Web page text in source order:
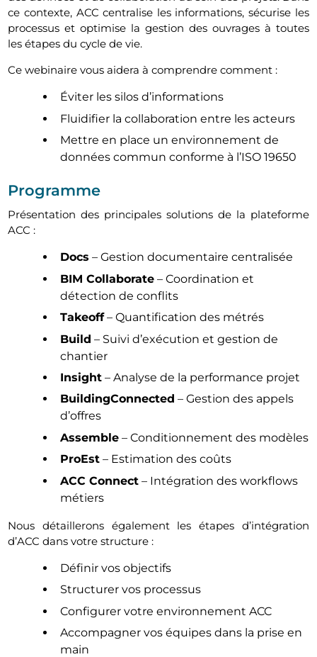
ce contexte, ACC centralise les informations, sécurise les
processus et optimise la gestion des ouvrages à toutes
les étapes du cycle de vie.
Ce webinaire vous aidera à comprendre comment :
Éviter les silos d’informations
Fluidifier la collaboration entre les acteurs
Mettre en place un environnement de
données commun conforme à l’ISO 19650
Programme
Présentation des principales solutions de la plateforme
ACC :
Docs – Gestion documentaire centralisée
BIM Collaborate– Coordination et
détection de conflits
Takeoff– Quantification des métrés
Build – Suivi d’exécution et gestion de
chantier
Insight– Analyse de la performance projet
BuildingConnected – Gestion des appels
d’offres
Assemble– Conditionnement des modèles
ProEst– Estimation des coûts
ACC Connect– Intégration des workflows
métiers
Nous détaillerons également les étapes d’intégration
d’ACC dans votre structure :
Définir vos objectifs
Structurer vos processus
Configurer votre environnement ACC
Accompagner vos équipes dans la prise en
main